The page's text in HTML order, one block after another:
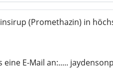
(Promethazin) in
E-Mail an:.....